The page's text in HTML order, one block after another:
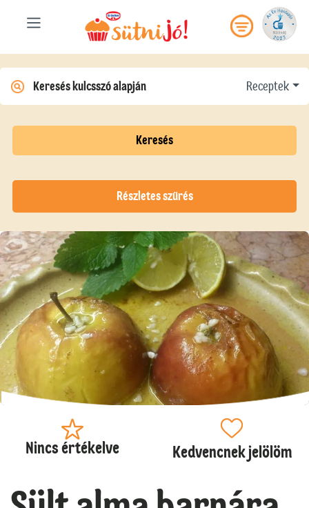
Receptek
Keresés
Részletes szűrés
Nincs értékelve Kedvencnek jelölöm